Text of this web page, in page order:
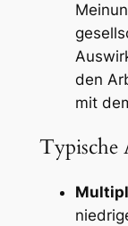
den
mit
Typische